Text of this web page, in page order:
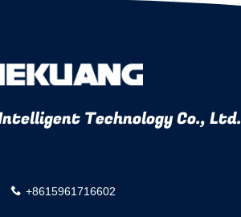
Technology Co., Ltd.
+8615961716602